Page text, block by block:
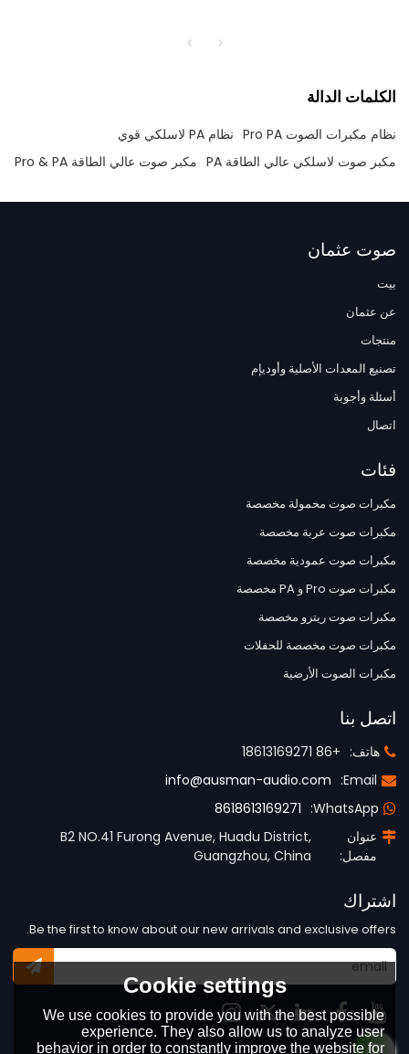
الكلمات الدالة
نظام مكبرات الصوت Pro PA
نظام PA لاسلكي قوي
مكبر صوت لاسلكي عالي الطاقة PA
مكبر صوت عالي الطاقة Pro & PA
صوت عثمان
بيت
عن عثمان
منتجات
تصنيع المعدات الأصلية وأوديإم
أسئلة وأجوبة
اتصال
فئات
مكبرات صوت محمولة مخصصة
مكبرات صوت عربة مخصصة
مكبرات صوت عمودية مخصصة
مكبرات صوت Pro و PA مخصصة
مكبرات صوت ريترو مخصصة
مكبرات صوت مخصصة للحفلات
مكبرات الصوت الأرضية
اتصل بنا
هاتف: +86 18613169271
Email:
info@ausman-audio.com
WhatsApp:
8618613169271
عنوان
مفصل:
B2 NO.41 Furong Avenue, Huadu District,
Guangzhou, China
اشتراك
Be the first to know about our new arrivals and exclusive offers.
Cookie settings
We use cookies to provide you with the best possible
experience. They also allow us to analyze user
behavior in order to constantly improve the website for